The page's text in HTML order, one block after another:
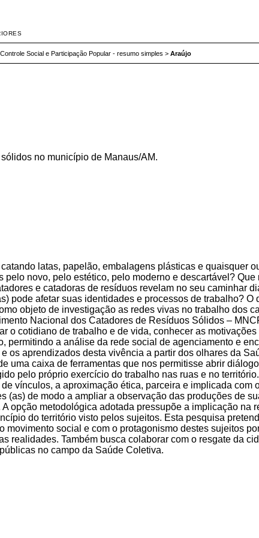
Controle Social e Participação Popular - resumo simples > Araújo
no município de Manaus/AM.
latas, papelão, embalagens plásticas e quaisquer
novo, pelo estético, pelo moderno e descartável?
e catadoras de resíduos revelam no seu caminhar
pode afetar suas identidades e processos de trabalho?
objeto de investigação as redes vivas no trabalho dos
Nacional dos Catadores de Resíduos Sólidos –
o cotidiano de trabalho e de vida, conhecer as
permitindo a análise da rede social de agenciamento e
os aprendizados desta vivência a partir dos olhares da
uma caixa de ferramentas que nos permitisse abrir
pelo próprio exercício do trabalho nas ruas e no
vínculos, a aproximação ética, parceira e implicada com
(as) de modo a ampliar a observação das produções de
opção metodológica adotada pressupõe a implicação na
do território visto pelos sujeitos. Esta pesquisa
social e com o protagonismo destes sujeitos
realidades. Também busca colaborar com o resgate da
no campo da Saúde Coletiva.